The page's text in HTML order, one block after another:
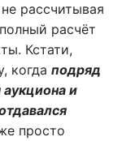
рассчитывая
расчёт
Кстати,
когда подряд
аукциона и
просто